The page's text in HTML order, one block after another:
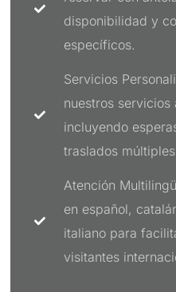
disponibilidad y
específicos.
Servicios
nuestros servicios
incluyendo
traslados
Atención
en español,
italiano para
visitantes